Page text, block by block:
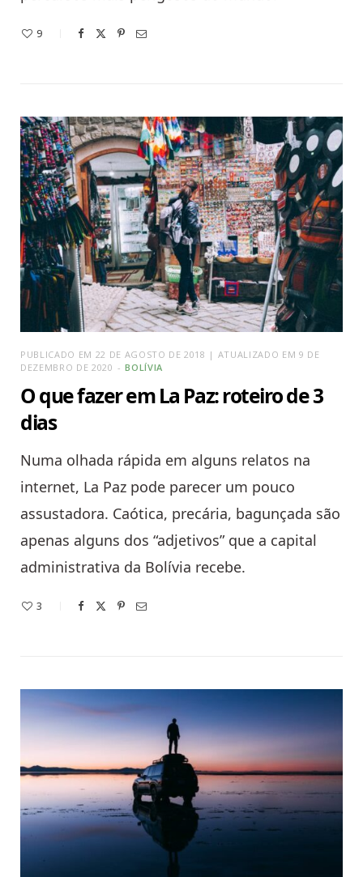
9
PUBLICADO EM 22 DE AGOSTO DE 2018 | ATUALIZADO EM 9 DE
DEZEMBRO DE 2020
BOLÍVIA
O que fazer em La Paz: roteiro de 3
dias
Numa olhada rápida em alguns relatos na
internet, La Paz pode parecer um pouco
assustadora. Caótica, precária, bagunçada são
apenas alguns dos “adjetivos” que a capital
administrativa da Bolívia recebe.
3